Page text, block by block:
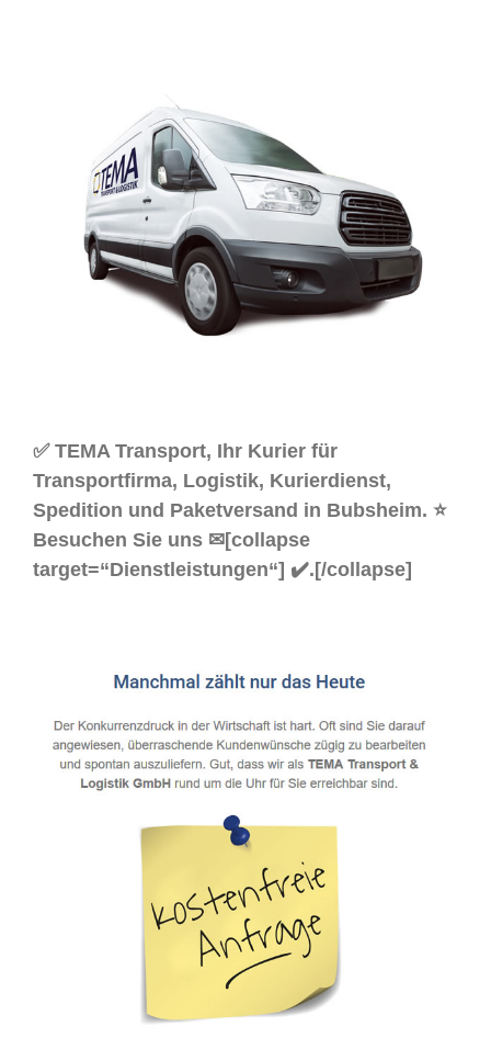
✅ TEMA Transport, Ihr Kurier für
Transportfirma, Logistik, Kurierdienst,
Spedition und Paketversand in Bubsheim. ⭐
Besuchen Sie uns ✉[collapse
target=“Dienstleistungen“] ✔️.[/collapse]